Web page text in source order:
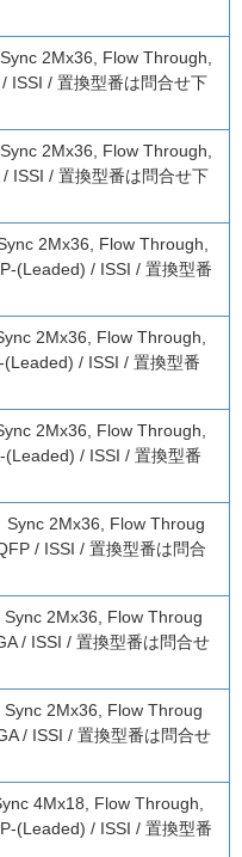
2Mx36, Flow Through,
ISSI / 置換型番は問合せ下
2Mx36, Flow Through,
ISSI / 置換型番は問合せ下
2Mx36, Flow Through,
(Leaded) / ISSI / 置換型番
2Mx36, Flow Through,
/ ISSI / 置換型番
2Mx36, Flow Through,
/ ISSI / 置換型番
Sync 2Mx36, Flow Throug
/ ISSI / 置換型番は問合
Sync 2Mx36, Flow Throug
/ ISSI / 置換型番は問合せ
Sync 2Mx36, Flow Throug
/ ISSI / 置換型番は問合せ
4Mx18, Flow Through,
(Leaded) / ISSI / 置換型番